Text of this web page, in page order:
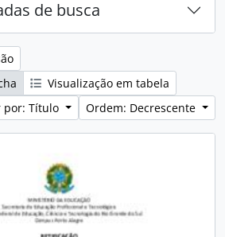
de busca
Visualização em tabela
por: Título
Ordem: Decrescente